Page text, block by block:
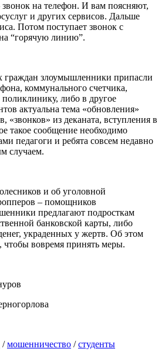
на телефон. И вам поясняют,
и других сервисов. Дальше
Потом поступает звонок с
“горячую линию”.
граждан злоумышленники припасли
коммунального счетчика,
поликлинику, либо в другое
актуальна тема «обновления»
«звонков» из деканата, вступления в
такое сообщение необходимо
педагоги и ребята совсем недавно
случаем.
и об уголовной
– помощников
предлагают подросткам
банковской карты, либо
украденных у жертв. Об этом
чтобы вовремя принять меры.
/мошенничество /студенты